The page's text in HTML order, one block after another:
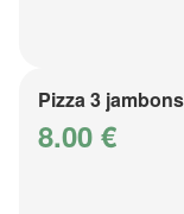
Pizza 3
8.00 €